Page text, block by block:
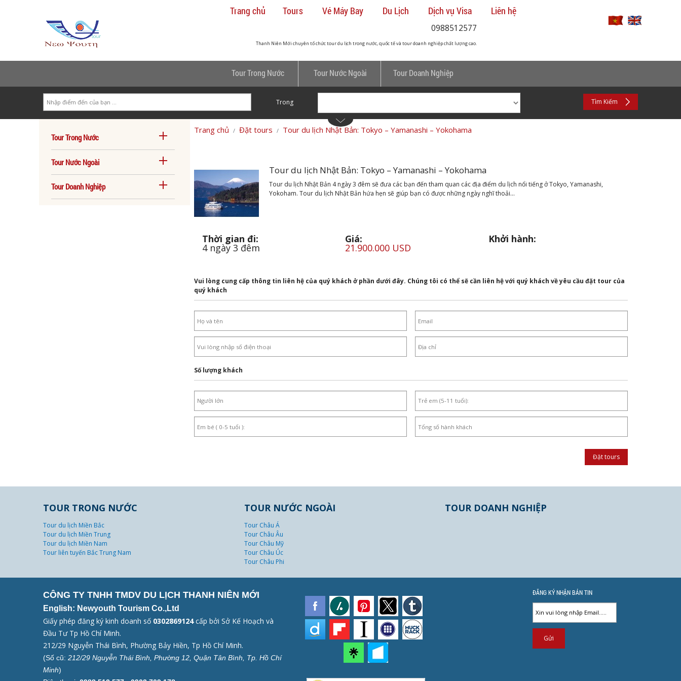
0988512577
Thanh Niên Mới chuyên tổ chức tour du lịch trong nước, quốc tế và tour doanh nghiệp chất lượng cao.
Trang chủ Tours Vé Máy Bay Du Lịch Dịch vụ Visa Liên hệ
Tour Trong Nước Tour Nước Ngoài Tour Doanh Nghiệp
Search
Trong Tìm Kiếm
Tour Trong Nước
Tour Nước Ngoài
Tour Doanh Nghiệp
Trang chủ Đặt tours Tour du lịch Nhật Bản: Tokyo – Yamanashi – Yokohama
Tour du lịch Nhật Bản: Tokyo – Yamanashi – Yokohama
Tour du lịch Nhật Bản 4 ngày 3 đêm sẽ đưa các bạn đến tham quan các địa điểm du lịch nổi tiếng ở Tokyo, Yamanashi,
Yokoham. Tour du lịch Nhật Bản hứa hẹn sẽ giúp bạn có được những ngày nghĩ thoải...
Thời gian đi:
4 ngày 3 đêm
Giá:
21.900.000 USD
Khởi hành:
Vui lòng cung cấp thông tin liên hệ của quý khách ở phần dưới đây. Chúng tôi có thể sẽ cần liên hệ với quý khách về yêu cầu đặt tour của
quý khách
Số lượng khách
TOUR TRONG NƯỚC
Tour du lịch Miền Bắc
Tour du lịch Miền Trung
Tour du lịch Miền Nam
Tour liên tuyến Bắc Trung Nam
TOUR NƯỚC NGOÀI
Tour Châu Á
Tour Châu Âu
Tour Châu Mỹ
Tour Châu Úc
Tour Châu Phi
TOUR DOANH NGHIỆP
CÔNG TY TNHH TMDV DU LỊCH THANH NIÊN MỚI
English: Newyouth Tourism Co.,Ltd
Giấy phép đăng ký kinh doanh số 0302869124cấp bởi Sở Kế Hoạch và
Đầu Tư Tp Hồ Chí Minh.
212/29 Nguyễn Thái Bình, Phường Bảy Hiền, Tp Hồ Chí Minh.
(Số cũ: 212/29 Nguyễn Thái Bình, Phường 12, Quận Tân Bình, Tp. Hồ Chí
Minh)
ĐĂNG KÝ NHẬN BẢN TIN